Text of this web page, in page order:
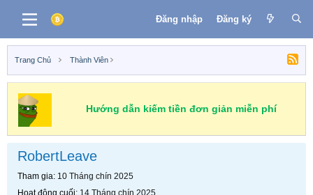
Đăng nhập Đăng ký
Trang Chủ Thành Viên
Hướng dẫn kiếm tiền đơn giản miễn phí
RobertLeave
Tham gia 10 Tháng chín 2025
Hoạt động cuối 14 Tháng chín 2025